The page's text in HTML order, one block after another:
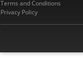
Terms and Conditions
Privacy Policy